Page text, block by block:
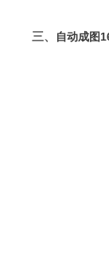
三、 自动成图